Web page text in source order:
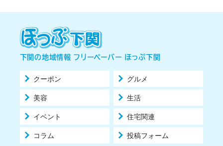
下関の地域情報 フリーペーパー ほっぷ下関
クーポン グルメ
美容 生活
イベント 住宅関連
コラム 投稿フォーム